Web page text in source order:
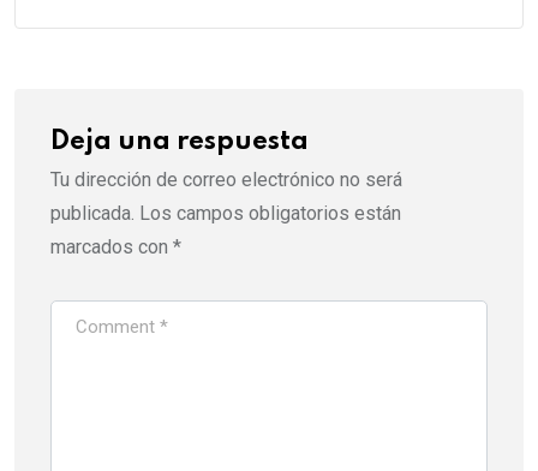
Deja una respuesta
Tu dirección de correo electrónico no será
publicada. Los campos obligatorios están
marcados con *